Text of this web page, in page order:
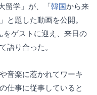
留学」が、「韓国から来
と題した動画を公開。
をゲストに迎え、来日の
語り合った。
音楽に惹かれてワーキ
仕事に従事していると